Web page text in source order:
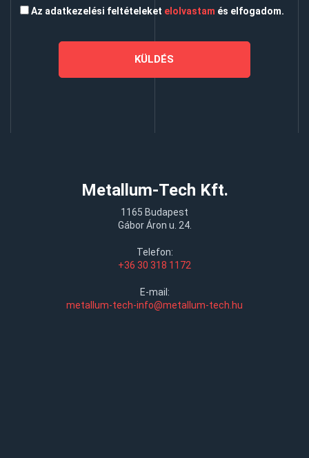
Az adatkezelési feltételeket elolvastam és elfogadom.
Metallum-Tech Kft.
1165 Budapest
Gábor Áron u. 24.
Telefon:
+36 30 318 1172
E-mail:
metallum-tech-info@metallum-tech.hu